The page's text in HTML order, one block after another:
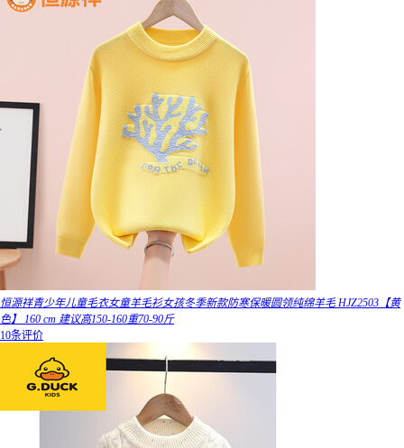
恒源祥青少年儿童毛衣女童羊毛衫女孩冬季新款防寒保暖圆领纯绵羊毛 HJZ2503【黄
色】 160 cm 建议高150-160重70-90斤
10条评价